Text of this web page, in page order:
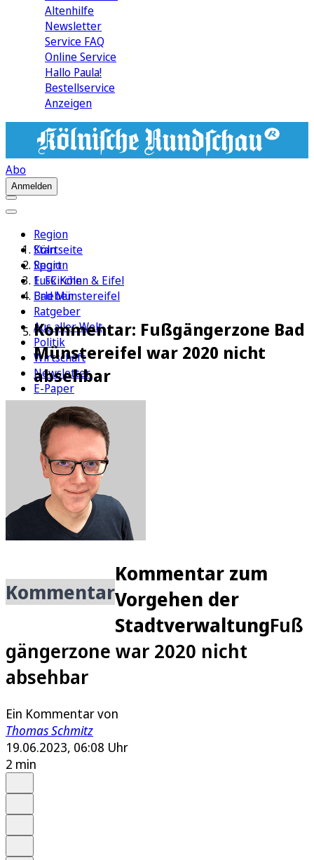
Altenhilfe
Newsletter
Service FAQ
Online Service
Hallo Paula!
Bestellservice
Anzeigen
Abo
Anmelden
Region
Köln
Sport
1. FC Köln
Erleben
Ratgeber
Aus aller Welt
Politik
Wirtschaft
Newsletter
E-Paper
Startseite
Region
Euskirchen & Eifel
Bad Münstereifel
Kommentar: Fußgängerzone Bad
Münstereifel war 2020 nicht
absehbar
Kommentar
Kommentar zum
Vorgehen der
StadtverwaltungFuß
gängerzone war 2020 nicht
absehbar
Ein Kommentar von
Thomas Schmitz
19.06.2023, 06:08 Uhr
2 min